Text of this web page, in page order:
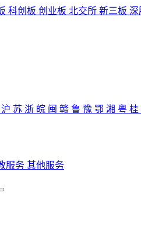
科创板 创业板 北交所 新三板
沪 苏 浙 皖 闽 赣 鲁 豫 鄂 湘 粤 桂
服务 其他服务